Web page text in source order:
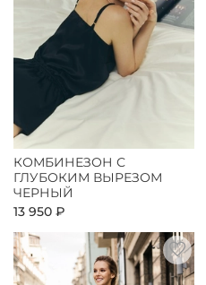
КОМБИНЕЗОН С
ГЛУБОКИМ ВЫРЕЗОМ
ЧЕРНЫЙ
13 950 ₽